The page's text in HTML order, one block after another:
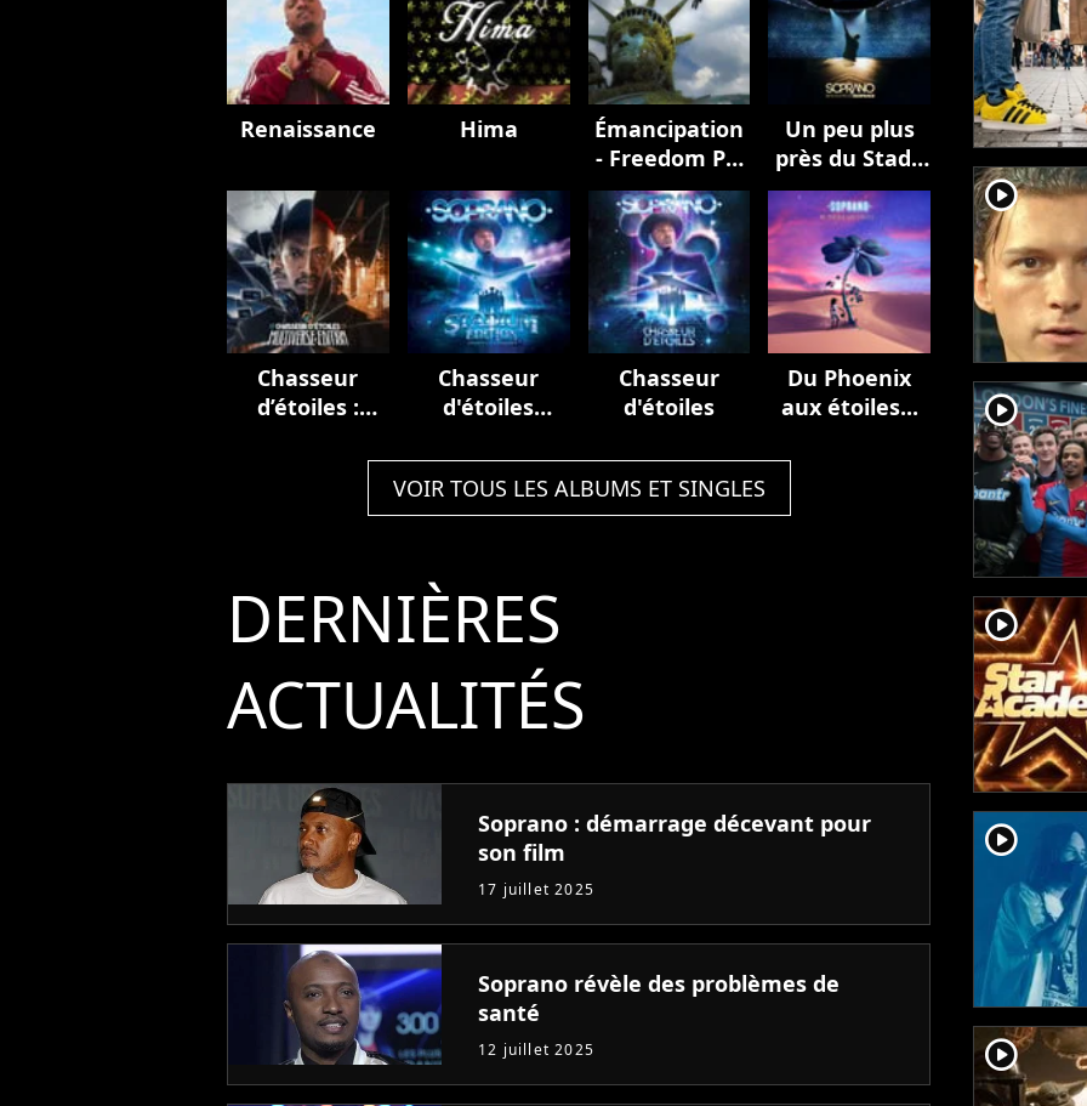
Renaissance Hima
Émancipation
- Freedom Pt.
II
Un peu plus
près du Stade
de France
(Live au Stade
de France,
2023)
Chasseur
d’étoiles :
Chasseur
d'étoiles
Edition)
Chasseur
d'étoiles
Du Phoenix
aux étoiles...
VOIR TOUS LES ALBUMS ET SINGLES
DERNIÈRES
ACTUALITÉS
Soprano : démarrage décevant pour
son film
17 juillet 2025
Soprano révèle des problèmes de
santé
12 juillet 2025
player2
player2
player2
player2
player2